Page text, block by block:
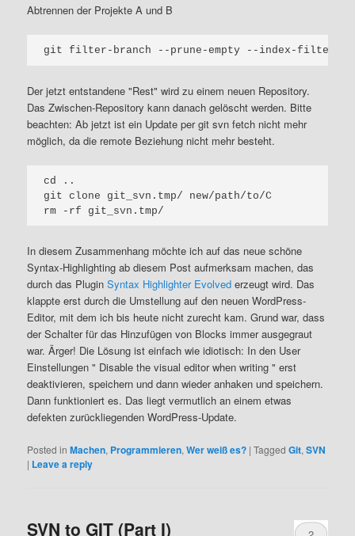
Abtrennen der Projekte A und B
Der jetzt entstandene "Rest" wird zu einem neuen Repository.
Das Zwischen-Repository kann danach gelöscht werden. Bitte
beachten: Ab jetzt ist ein Update per git svn fetch nicht mehr
möglich, da die remote Beziehung nicht mehr besteht.
cd ..
git clone git_svn.tmp/ new/path/to/C
In diesem Zusammenhang möchte ich auf das neue schöne
Syntax-Highlighting ab diesem Post aufmerksam machen, das
durch das PluginSyntax Highlighter Evolved erzeugt wird. Das
klappte erst durch die Umstellung auf den neuen WordPress-
Editor, mit dem ich bis heute nicht zurecht kam. Grund war, dass
der Schalter für das Hinzufügen von Blocks immer ausgegraut
war. Ärger! Die Lösung ist einfach wie idiotisch: In den User
Einstellungen " Disable the visual editor when writing " erst
deaktivieren, speichern und dann wieder anhaken und speichern.
Dann funktioniert es. Das liegt vermutlich an einem etwas
defekten zurückliegenden WordPress-Update.
Posted in Machen, Programmieren,Wer weiß es? |Tagged Git,SVN
| Leave a reply
SVN to GIT (Part I)